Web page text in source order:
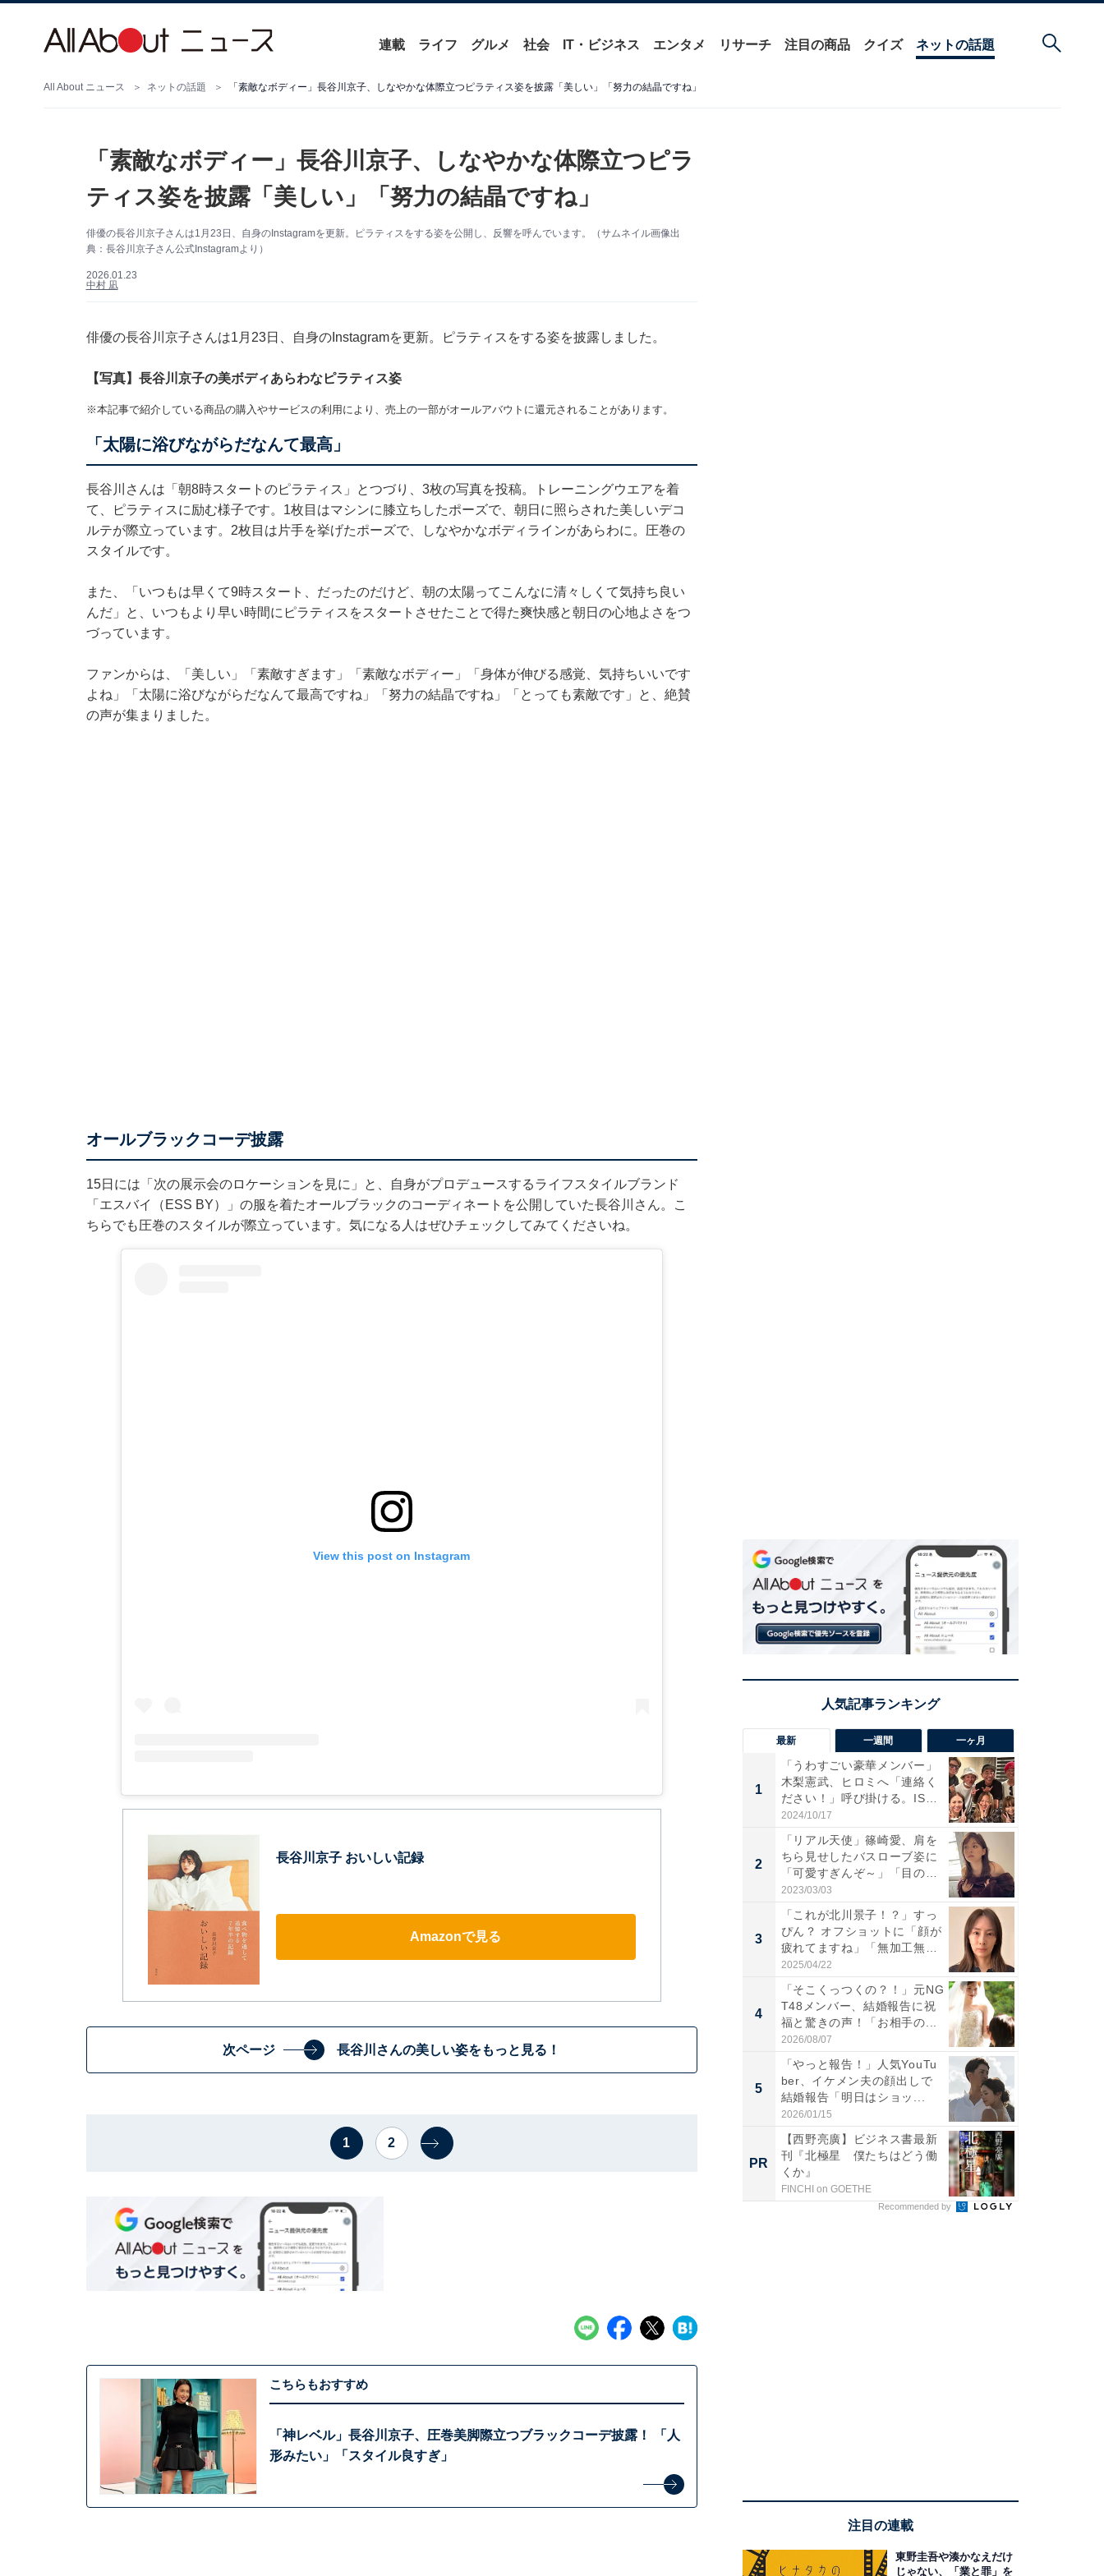
連載 ライフ グルメ 社会 IT・ビジネス エンタメ リサーチ 注目の商品 クイズ ネットの話題
All About ニュース ネットの話題 「素敵なボディー」長谷川京子、しなやかな体際立つピラティス姿を披露「美しい」「努力の結晶ですね」
「素敵なボディー」長谷川京子、しなやかな体際立つピラ
ティス姿を披露「美しい」「努力の結晶ですね」
俳優の長谷川京子さんは1月23日、自身のInstagramを更新。ピラティスをする姿を公開し、反響を呼んでいます。（サムネイル画像出
典：長谷川京子さん公式Instagramより）
2026.01.23
中村 凪
俳優の長谷川京子さんは1月23日、自身のInstagramを更新。ピラティスをする姿を披露しました。
【写真】長谷川京子の美ボディあらわなピラティス姿
※本記事で紹介している商品の購入やサービスの利用により、売上の一部がオールアバウトに還元されることがあります。
「太陽に浴びながらだなんて最高」
長谷川さんは「朝8時スタートのピラティス」とつづり、3枚の写真を投稿。トレーニングウエアを着
て、ピラティスに励む様子です。1枚目はマシンに膝立ちしたポーズで、朝日に照らされた美しいデコ
ルテが際立っています。2枚目は片手を挙げたポーズで、しなやかなボディラインがあらわに。圧巻の
スタイルです。
また、「いつもは早くて9時スタート、だったのだけど、朝の太陽ってこんなに清々しくて気持ち良い
んだ」と、いつもより早い時間にピラティスをスタートさせたことで得た爽快感と朝日の心地よさをつ
づっています。
ファンからは、「美しい」「素敵すぎます」「素敵なボディー」「身体が伸びる感覚、気持ちいいです
よね」「太陽に浴びながらだなんて最高ですね」「努力の結晶ですね」「とっても素敵です」と、絶賛
の声が集まりました。
オールブラックコーデ披露
15日には「次の展示会のロケーションを見に」と、自身がプロデュースするライフスタイルブランド
「エスバイ（ESS BY）」の服を着たオールブラックのコーディネートを公開していた長谷川さん。こ
ちらでも圧巻のスタイルが際立っています。気になる人はぜひチェックしてみてくださいね。
View this post on Instagram
長谷川京子 おいしい記録
Amazonで見る
次ページ 長谷川さんの美しい姿をもっと見る！
1 2
こちらもおすすめ
「神レベル」長谷川京子、圧巻美脚際立つブラックコーデ披露！ 「人
形みたい」「スタイル良すぎ」
最新 一週間 一ヶ月
1
「うわすごい豪華メンバー」
木梨憲武、ヒロミへ「連絡く
ださい！」呼び掛ける。IS
S...
2024/10/17
2
「リアル天使」篠崎愛、肩を
ちら見せしたバスローブ姿に
「可愛すぎんぞ～」「目の表
情...
2023/03/03
3
「これが北川景子！？」すっ
ぴん？ オフショットに「顔が
疲れてますね」「無加工無
表...
2025/04/22
4
「そこくっつくの？！」元NG
T48メンバー、結婚報告に祝
福と驚きの声！「お相手の...
2026/08/07
5
「やっと報告！」人気YouTu
ber、イケメン夫の顔出しで
結婚報告「明日はショッ...
2026/01/15
PR
【西野亮廣】ビジネス書最新
刊『北極星 僕たちはどう働
くか』
FINCHI on GOETHE
Recommended by
注目の連載
東野圭吾や湊かなえだけ
じゃない、「業と罪」を